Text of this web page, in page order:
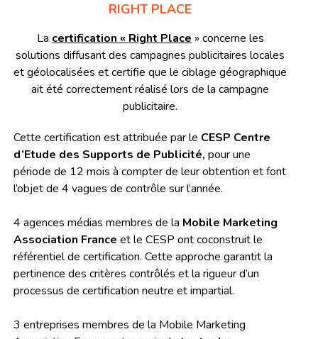
RIGHT PLACE
La certification « Right Place » concerne les
solutions diffusant des campagnes publicitaires locales
et géolocalisées et certifie que le ciblage géographique
ait été correctement réalisé lors de la campagne
publicitaire.
Cette certification est attribuée par le CESP Centre
d’Etude des Supports de Publicité, pour une
période de 12 mois à compter de leur obtention et font
l’objet de 4 vagues de contrôle sur l’année.
4 agences médias membres de la Mobile Marketing
Association France et le CESP ont coconstruit le
référentiel de certification. Cette approche garantit la
pertinence des critères contrôlés et la rigueur d’un
processus de certification neutre et impartial.
3 entreprises membres de la Mobile Marketing